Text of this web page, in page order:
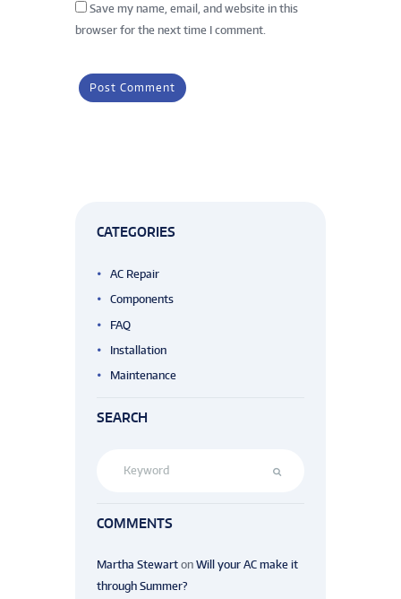
Save my name, email, and website in this
browser for the next time I comment.
CATEGORIES
AC Repair
Components
FAQ
Installation
Maintenance
SEARCH
COMMENTS
Martha Stewart on Will your AC make it
through Summer?